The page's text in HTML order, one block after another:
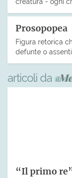
Prosopopea
Figura retorica
defunte o
articoli da
“Il primo